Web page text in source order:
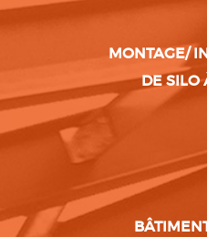
MONTAGE/
DE SILO